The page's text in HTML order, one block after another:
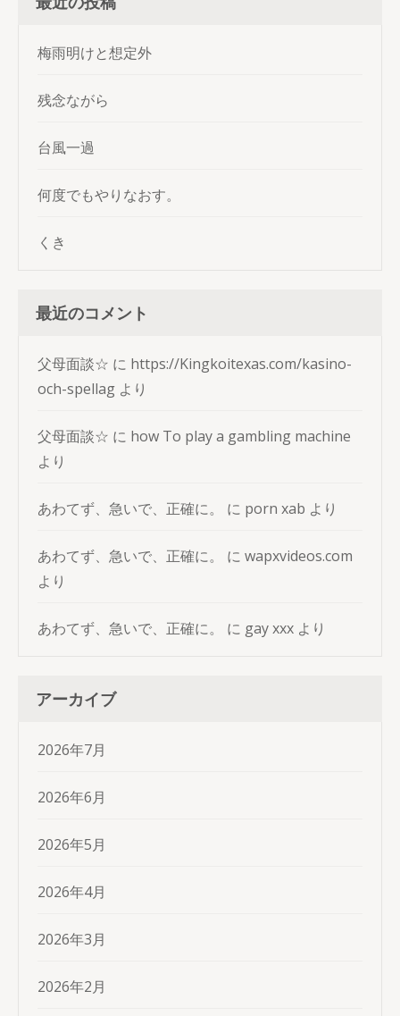
梅雨明けと想定外
残念ながら
台風一過
何度でもやりなおす。
くき
最近のコメント
父母面談☆ に https://Kingkoitexas.com/kasino-
och-spellag より
父母面談☆ に how To play a gambling machine
より
あわてず、急いで、正確に。 に porn xab より
あわてず、急いで、正確に。 に wapxvideos.com
より
あわてず、急いで、正確に。 に gay xxx より
アーカイブ
2026年7月
2026年6月
2026年5月
2026年4月
2026年3月
2026年2月